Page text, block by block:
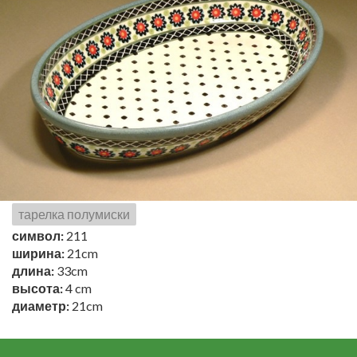
тарелка полумиски
символ: 211
ширина: 21cm
длина: 33cm
высота:4 cm
диаметр: 21cm